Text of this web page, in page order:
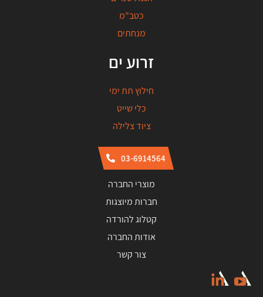
כטב”מ
מנחתים
זרוע ים
חילוץ תת ימי
כלי שייט
ציוד צלילה
03-6914564
מוצרי החברה
חברות מיוצגות
קטלוג להורדה
אודות החברה
צור קשר